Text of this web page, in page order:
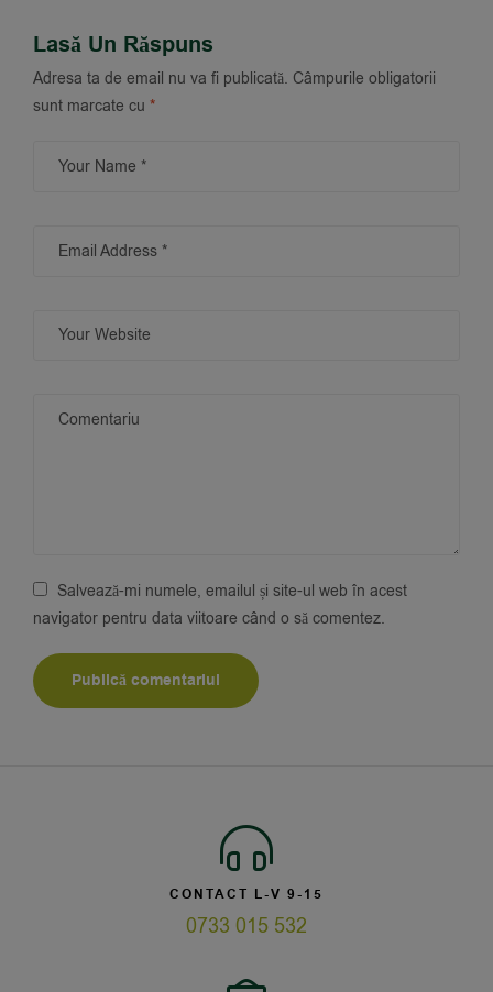
Lasă Un Răspuns
Adresa ta de email nu va fi publicată. Câmpurile obligatorii
sunt marcate cu *
Salvează-mi numele, emailul și site-ul web în acest
navigator pentru data viitoare când o să comentez.
CONTACT L-V 9-15
0733 015 532